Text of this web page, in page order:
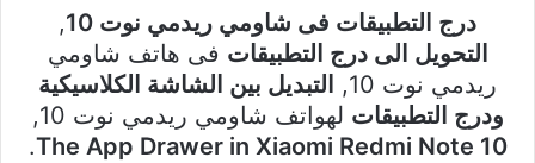
درج التطبيقات فى شاومي ريدمي نوت 10
,
التحويل الى درج التطبيقات فى هاتف شاومي
ريدمي نوت 10,
التبديل بين الشاشة الكلاسيكية
ودرج التطبيقات لهواتف شاومي ريدمي نوت 10,
The App Drawer in Xiaomi Redmi Note 10
.